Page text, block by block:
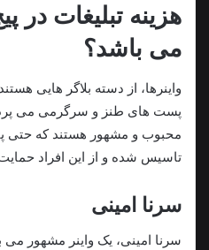
هزینه تبلیغات در
می باشد؟
واینرها، از دسته بلاگر هایی
پست های طنز و سرگرمی می
محبوب و مشهور هستند که حتی
تاسیس شده و از این افراد
سرنا امینی
سرنا امینی، یک واینر مشهور می